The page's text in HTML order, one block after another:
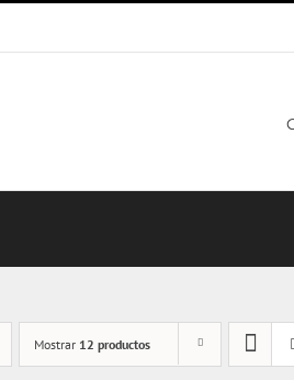
Mostrar 12 productos